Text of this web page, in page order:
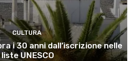
CULTURA
i 30 anni dall’iscrizione nelle
liste UNESCO